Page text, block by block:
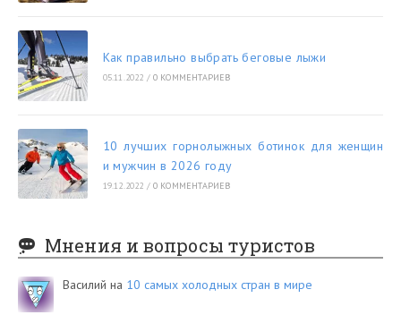
Как правильно выбрать беговые лыжи
05.11.2022 / 0 КОММЕНТАРИЕВ
10 лучших горнолыжных ботинок для женщин
и мужчин в 2026 году
19.12.2022 / 0 КОММЕНТАРИЕВ
Мнения и вопросы туристов
Василий на 10 самых холодных стран в мире